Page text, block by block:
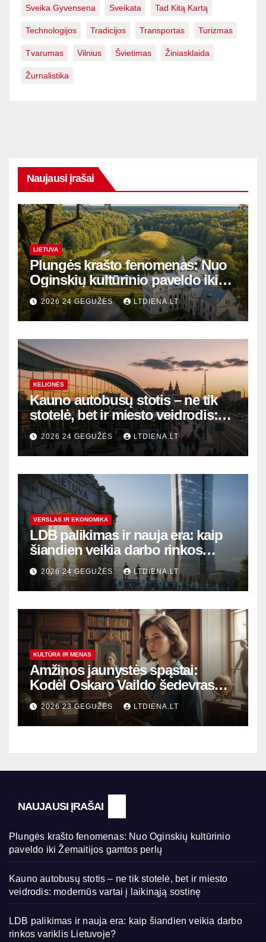
Sveika Gyvensena Sveikata Tad Kitą Kartą
Technologijos Tradicijos Transportas Turizmas
Tvarumas Vilnius Švietimas Žiniasklaida
Žurnalistika
Naujausi įrašai
LIETUVA
Plungės krašto fenomenas: Nuo
Oginskių kultūrinio paveldo iki
Žemaitijos gamtos perlų
2026 24 GEGUŽĖS LTDIENA.LT
KELIONĖS
Kauno autobusų stotis – ne tik
stotelė, bet ir miesto veidrodis:
modernūs vartai į laikinąją
sostinę
2026 24 GEGUŽĖS LTDIENA.LT
VERSLAS IR EKONOMIKA
LDB palikimas ir nauja era: kaip
šiandien veikia darbo rinkos
variklis Lietuvoje?
2026 24 GEGUŽĖS LTDIENA.LT
KULTŪRA IR MENAS
Amžinos jaunystės spąstai:
Kodėl Oskaro Vaildo šedevras
šiandien aktualesnis nei bet
kada?
2026 23 GEGUŽĖS LTDIENA.LT
NAUJAUSI ĮRAŠAI
Plungės krašto fenomenas: Nuo Oginskių kultūrinio
paveldo iki Žemaitijos gamtos perlų
Kauno autobusų stotis – ne tik stotelė, bet ir miesto
veidrodis: modernūs vartai į laikinąją sostinę
LDB palikimas ir nauja era: kaip šiandien veikia darbo
rinkos variklis Lietuvoje?